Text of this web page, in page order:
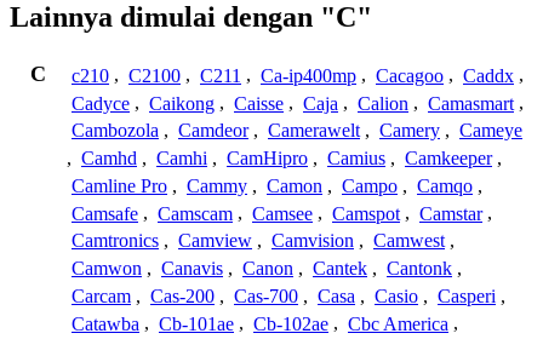
Lainnya dimulai dengan "C"
C c210 , C2100 , C211 , Ca-ip400mp , Cacagoo , Caddx ,
Cadyce , Caikong , Caisse , Caja , Calion , Camasmart ,
Cambozola , Camdeor , Camerawelt , Camery , Cameye
, Camhd , Camhi , CamHipro , Camius , Camkeeper ,
Camline Pro , Cammy , Camon , Campo , Camqo ,
Camsafe , Camscam , Camsee , Camspot , Camstar ,
Camtronics , Camview , Camvision , Camwest ,
Camwon , Canavis , Canon , Cantek , Cantonk ,
Carcam , Cas-200 , Cas-700 , Casa , Casio , Casperi ,
Catawba , Cb-101ae , Cb-102ae , Cbc America ,